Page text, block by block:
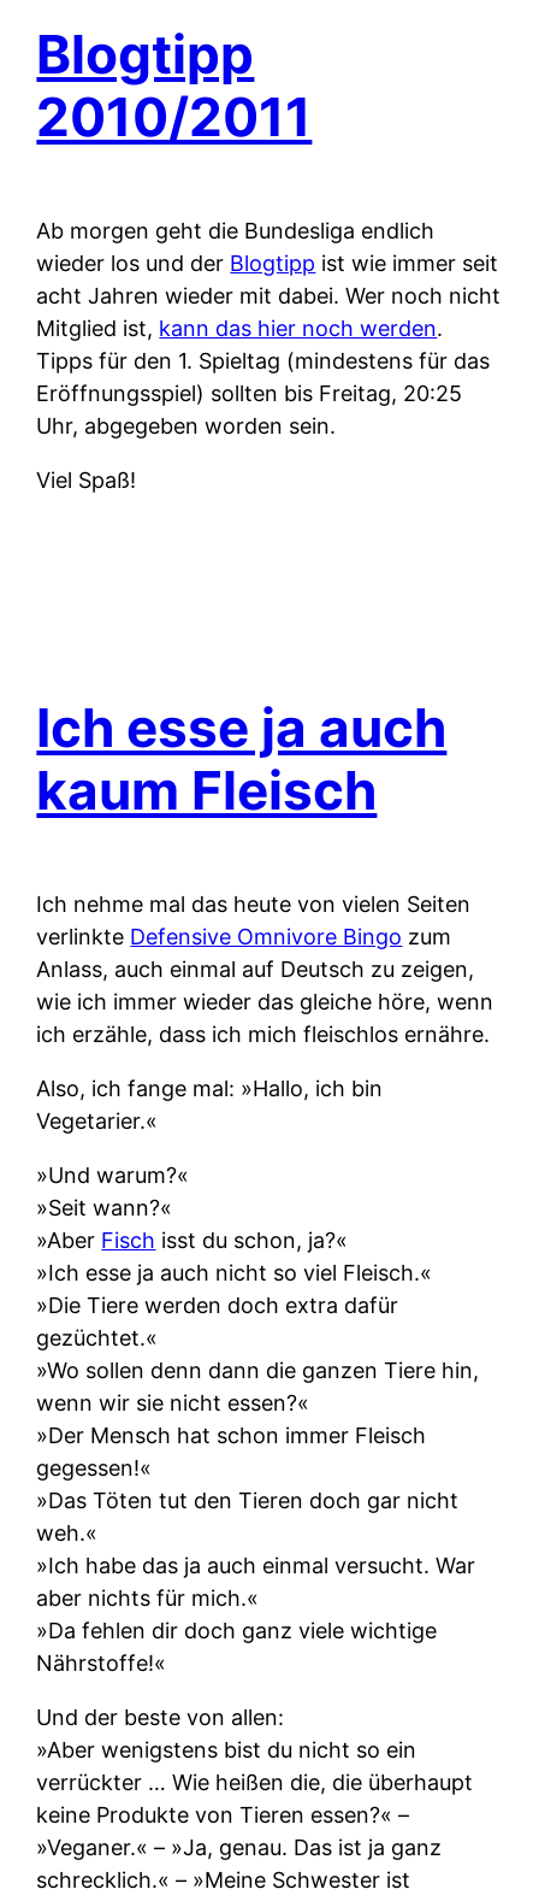
Blogtipp
2010/2011
Ab morgen geht die Bundesliga endlich
wieder los und der Blogtipp ist wie immer seit
acht Jahren wieder mit dabei. Wer noch nicht
Mitglied ist, kann das hier noch werden.
Tipps für den 1. Spieltag (mindestens für das
Eröffnungsspiel) sollten bis Freitag, 20:25
Uhr, abgegeben worden sein.
Viel Spaß!
Ich esse ja auch
kaum Fleisch
Ich nehme mal das heute von vielen Seiten
verlinkte Defensive Omnivore Bingo zum
Anlass, auch einmal auf Deutsch zu zeigen,
wie ich immer wieder das gleiche höre, wenn
ich erzähle, dass ich mich fleischlos ernähre.
Also, ich fange mal: »Hallo, ich bin
Vegetarier.«
»Und warum?«
»Seit wann?«
»Aber Fisch isst du schon, ja?«
»Ich esse ja auch nicht so viel Fleisch.«
»Die Tiere werden doch extra dafür
gezüchtet.«
»Wo sollen denn dann die ganzen Tiere hin,
wenn wir sie nicht essen?«
»Der Mensch hat schon immer Fleisch
gegessen!«
»Das Töten tut den Tieren doch gar nicht
weh.«
»Ich habe das ja auch einmal versucht. War
aber nichts für mich.«
»Da fehlen dir doch ganz viele wichtige
Nährstoffe!«
Und der beste von allen:
»Aber wenigstens bist du nicht so ein
verrückter … Wie heißen die, die überhaupt
keine Produkte von Tieren essen?« –
»Veganer.« – »Ja, genau. Das ist ja ganz
schrecklich.« – »Meine Schwester ist